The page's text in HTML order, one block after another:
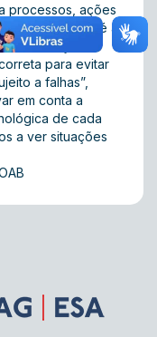
processos, ações
a falha é a
o serviço. “A
para evitar
a falhas”,
em conta a
de cada
a ver situações